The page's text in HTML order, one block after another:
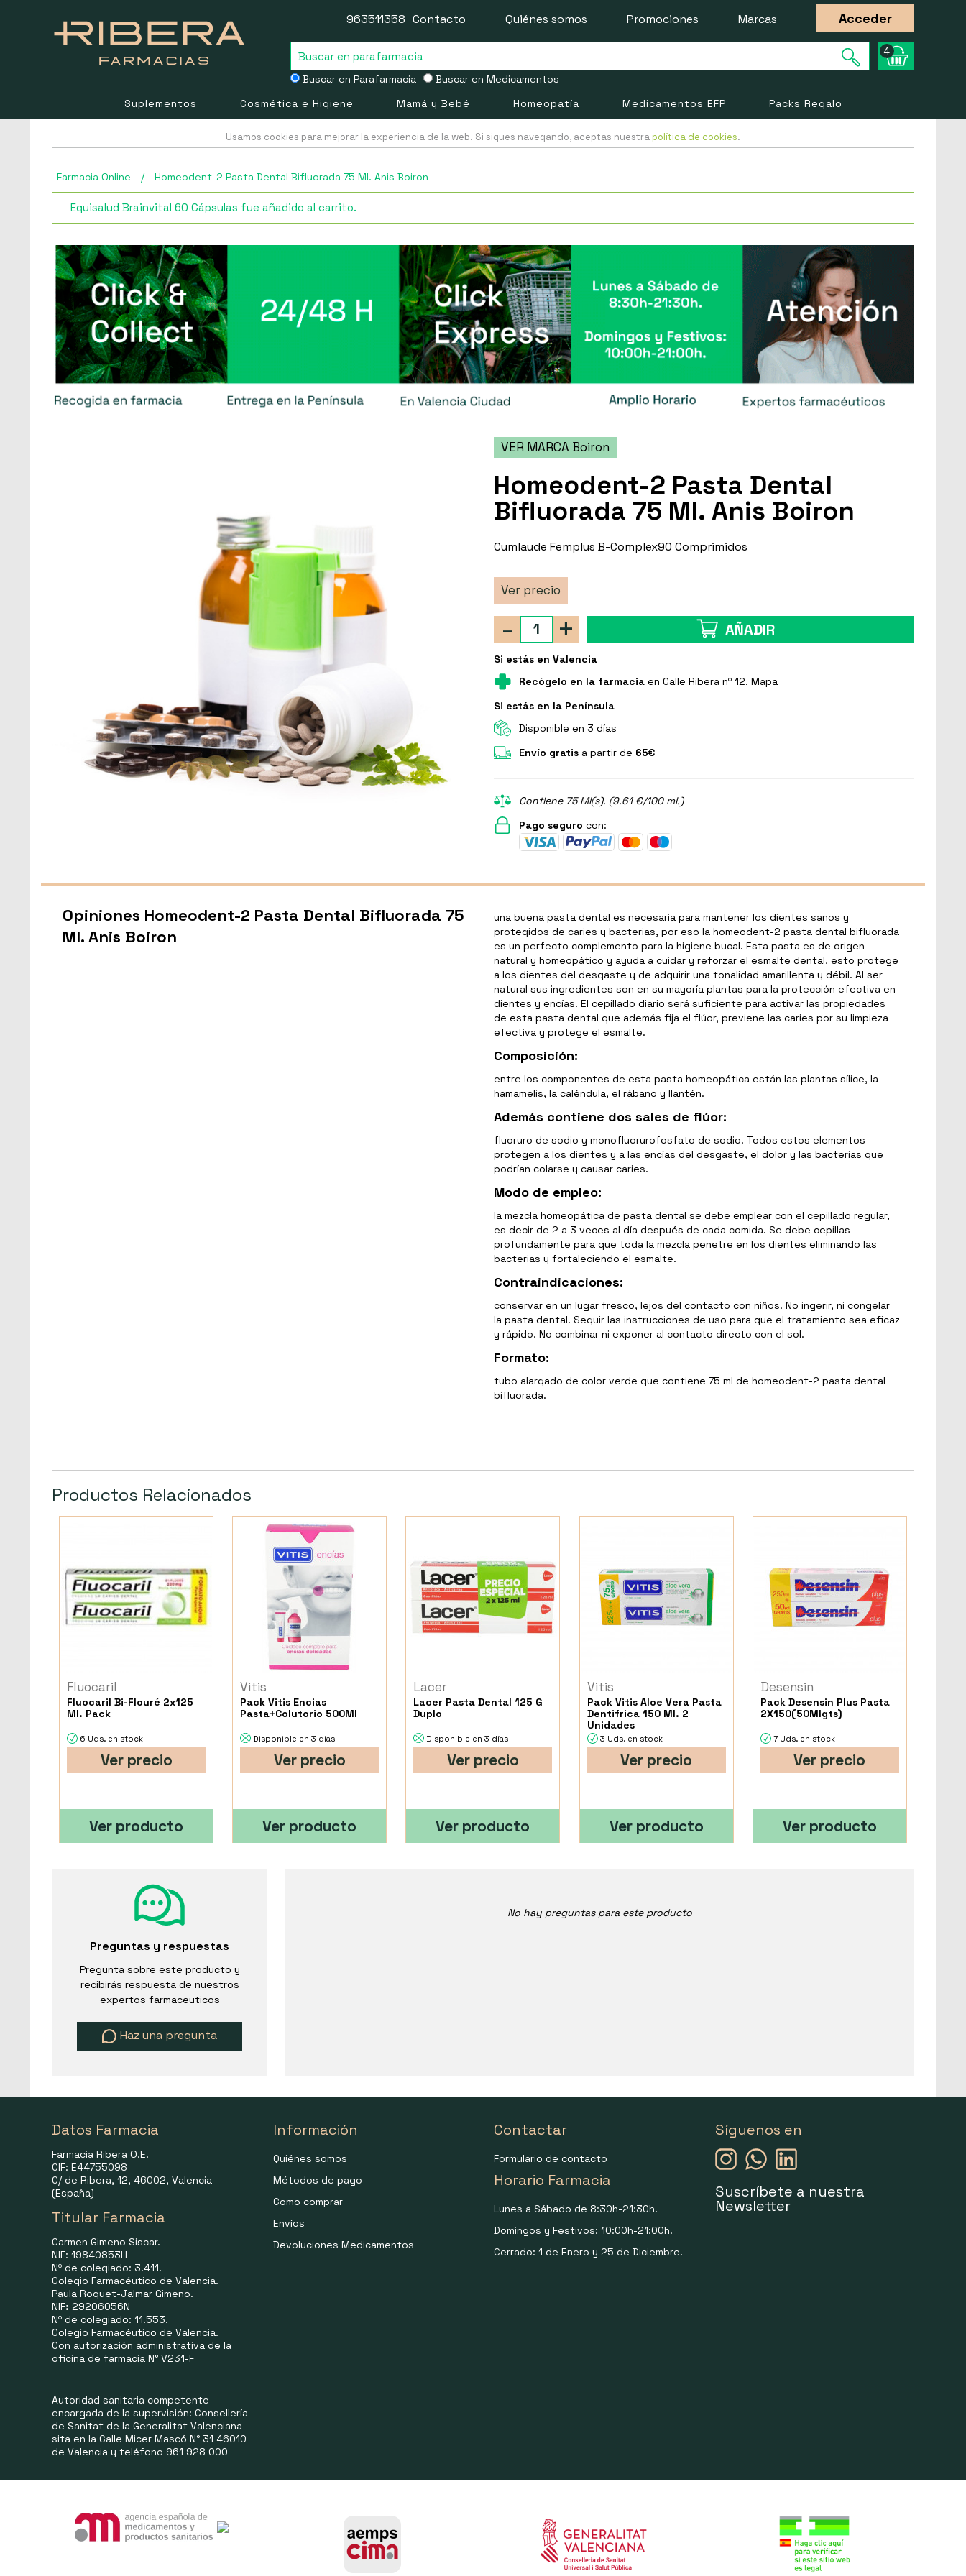
Buscar en Parafarmacia Buscar en Medicamentos
4
963511358 Contacto Quiénes somos Promociones Marcas Acceder
Suplementos Cosmética e Higiene Mamá y Bebé Homeopatía Medicamentos EFP Packs Regalo
Usamos cookies para mejorar la experiencia de la web. Si sigues navegando, aceptas nuestra política de cookies.
Farmacia Online / Homeodent-2 Pasta Dental Bifluorada 75 Ml. Anis Boiron
Equisalud Brainvital 60 Cápsulas fue añadido al carrito.
VER MARCA Boiron
Homeodent-2 Pasta Dental
Bifluorada 75 Ml. Anis Boiron
Cumlaude Femplus B-Complex90 Comprimidos
Ver precio
+
- AÑADIR
Si estás en Valencia
Recógelo en la farmacia en Calle Ribera nº 12. Mapa
Si estás en la Península
Disponible en 3 días
Envío gratis a partir de 65€
Contiene 75 Ml(s). (9.61 €/100 ml.)
Pago seguro con:
una buena pasta dental es necesaria para mantener los dientes sanos y
protegidos de caries y bacterias, por eso la homeodent-2 pasta dental bifluorada
es un perfecto complemento para la higiene bucal. Esta pasta es de origen
natural y homeopático y ayuda a cuidar y reforzar el esmalte dental, esto protege
a los dientes del desgaste y de adquirir una tonalidad amarillenta y débil. Al ser
natural sus ingredientes son en su mayoría plantas para la protección efectiva en
dientes y encías. El cepillado diario será suficiente para activar las propiedades
de esta pasta dental que además fija el flúor, previene las caries por su limpieza
efectiva y protege el esmalte.
Composición:
entre los componentes de esta pasta homeopática están las plantas sílice, la
hamamelis, la caléndula, el rábano y llantén.
Además contiene dos sales de flúor:
fluoruro de sodio y monofluorurofosfato de sodio. Todos estos elementos
protegen a los dientes y a las encías del desgaste, el dolor y las bacterias que
podrían colarse y causar caries.
Modo de empleo:
la mezcla homeopática de pasta dental se debe emplear con el cepillado regular,
es decir de 2 a 3 veces al día después de cada comida. Se debe cepillas
profundamente para que toda la mezcla penetre en los dientes eliminando las
bacterias y fortaleciendo el esmalte.
Contraindicaciones:
conservar en un lugar fresco, lejos del contacto con niños. No ingerir, ni congelar
la pasta dental. Seguir las instrucciones de uso para que el tratamiento sea eficaz
y rápido. No combinar ni exponer al contacto directo con el sol.
Formato:
tubo alargado de color verde que contiene 75 ml de homeodent-2 pasta dental
bifluorada.
Opiniones Homeodent-2 Pasta Dental Bifluorada 75
Ml. Anis Boiron
Productos Relacionados
Fluocaril
Fluocaril Bi-Flouré 2x125
Ml. Pack
6 Uds. en stock
Ver precio
Ver producto
Vitis
Pack Vitis Encias
Pasta+Colutorio 500Ml
Disponible en 3 días
Ver precio
Ver producto
Lacer
Lacer Pasta Dental 125 G
Duplo
Disponible en 3 días
Ver precio
Ver producto
Vitis
Pack Vitis Aloe Vera Pasta
Dentifrica 150 Ml. 2
Unidades
3 Uds. en stock
Ver precio
Ver producto
Desensin
Pack Desensin Plus Pasta
2X150(50Mlgts)
7 Uds. en stock
Ver precio
Ver producto
Preguntas y respuestas
Pregunta sobre este producto y
recibirás respuesta de nuestros
expertos farmaceuticos
Haz una pregunta
No hay preguntas para este producto
Datos Farmacia
Farmacia Ribera O.E.
CIF: E44755098
C/ de Ribera, 12, 46002, Valencia
(España)
Titular Farmacia
Carmen Gimeno Siscar.
NIF: 19840853H
Nº de colegiado: 3.411.
Colegio Farmacéutico de Valencia.
Paula Roquet-Jalmar Gimeno.
NIF: 29206056N
Nº de colegiado: 11.553.
Colegio Farmacéutico de Valencia.
Con autorización administrativa de la
oficina de farmacia N° V231-F
Autoridad sanitaria competente
encargada de la supervisión: Consellería
de Sanitat de la Generalitat Valenciana
sita en la Calle Micer Mascó N° 31 46010
de Valencia y teléfono 961 928 000
Información
Quiénes somos
Métodos de pago
Como comprar
Envíos
Devoluciones Medicamentos
Contactar
Formulario de contacto
Horario Farmacia
Lunes a Sábado de 8:30h-21:30h.
Domingos y Festivos: 10:00h-21:00h.
Cerrado: 1 de Enero y 25 de Diciembre.
Síguenos en
Suscríbete a nuestra
Newsletter